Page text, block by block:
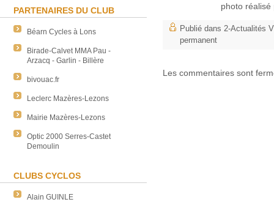
PARTENAIRES DU CLUB
Béarn Cycles à Lons
Birade-Calvet MMA Pau -
Arzacq - Garlin - Billère
bivouac.fr
Leclerc Mazères-Lezons
Mairie Mazères-Lezons
Optic 2000 Serres-Castet
Demoulin
CLUBS CYCLOS
Alain GUINLE
photo
Publié dans 2-Actualités
permanent
Les commentaires sont